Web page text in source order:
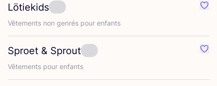
Lötiekids
Vête­ments non gen­rés pour enfants
Sproet & Sprout
Vête­ments pour enfants